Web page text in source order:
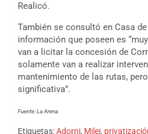
Realicó.
También se consultó en Casa
información que poseen es
van a licitar la concesión de
solamente van a realizar
mantenimiento de las rutas,
significativa”.
Fuente: La Arena
Etiquetas:Adorni, Milei,